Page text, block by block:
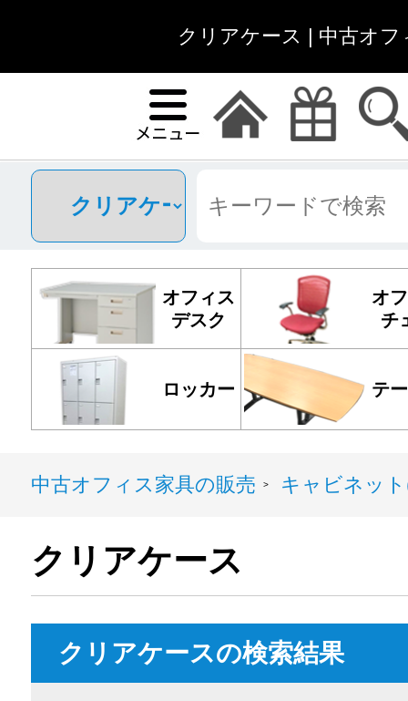
クリアケース | 中古オフ
オフィス
デスク
オ
チ
ロッカー テ
中古オフィス家具の販売 > キャビネッ
クリアケース
クリアケースの検索結果